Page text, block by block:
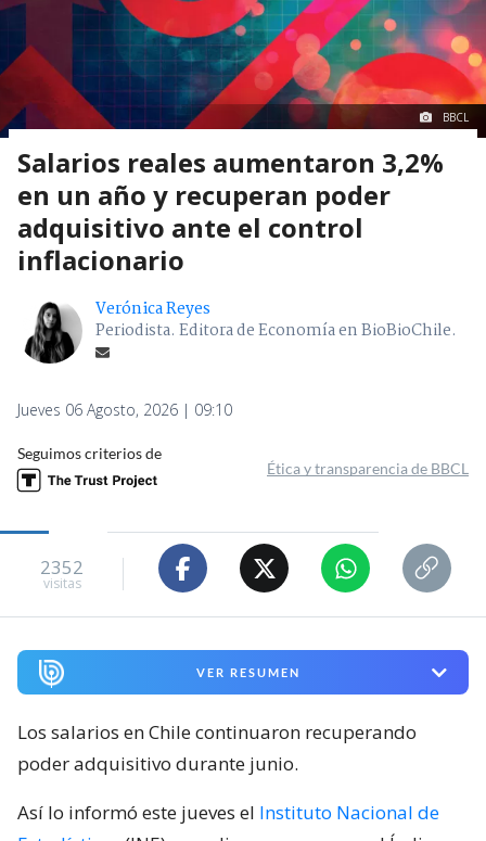
BBCL
Salarios reales aumentaron 3,2%
en un año y recuperan poder
adquisitivo ante el control
inflacionario
Verónica Reyes
Periodista. Editora de Economía en BioBioChile.
Jueves 06 Agosto, 2026 | 09:10
Seguimos criterios de
Ética y transparencia de BBCL
2352
visitas
VER RESUMEN
Los salarios en Chile continuaron recuperando
poder adquisitivo durante junio.
Así lo informó este jueves el Instituto Nacional de